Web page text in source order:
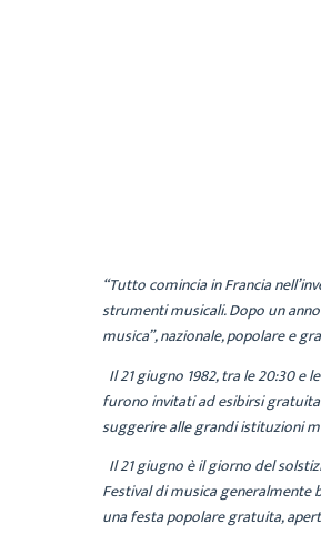
“Tutto comincia in Francia
strumenti musicali. Dopo un
musica”, nazionale, popolare e
Il 21 giugno 1982, tra le 20:30 e
furono invitati ad esibirsi
suggerire alle grandi istituzioni
Il 21 giugno è il giorno del
Festival di musica
una festa popolare gratuita,